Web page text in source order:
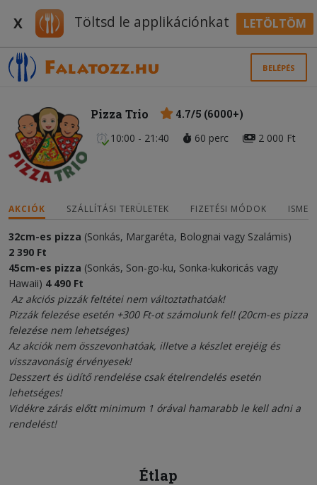
X Töltsd le applikációnkat LETÖLTÖM
BELÉPÉS
Pizza Trio
4.7/5 (6000+)
10:00 - 21:40
60 perc 2 000 Ft
AKCIÓK SZÁLLÍTÁSI TERÜLETEK FIZETÉSI MÓDOK
32cm-es pizza (Sonkás, Margaréta, Bolognai vagy Szalámis)
2 390 Ft
45cm-es pizza (Sonkás, Son-go-ku, Sonka-kukoricás vagy
Hawaii) 4490 Ft
Az akciós pizzák feltétei nem változtathatóak!
Pizzák felezése esetén +300 Ft-ot számolunk fel! (20cm-es pizza
felezése nem lehetséges)
Az akciók nem összevonhatóak, illetve a készlet erejéig és
visszavonásig érvényesek!
Desszert és üdítő rendelése csak ételrendelés esetén
lehetséges!
Vidékre zárás előtt minimum 1 órával hamarabb le kell adni a
rendelést!
Étlap